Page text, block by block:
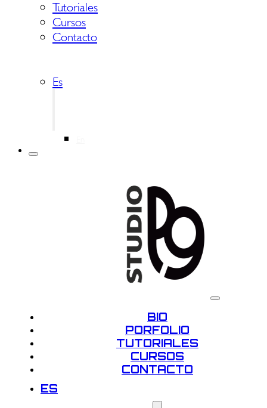
Tutoriales
Cursos
Contacto
Es
BIO
PORFOLIO
TUTORIALES
CURSOS
CONTACTO
ES